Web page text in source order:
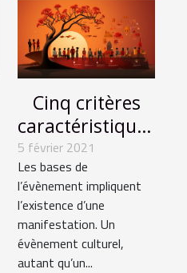
Cinq critères
caractéristiques
des évènements
culturels.
5 février 2021
Les bases de
l’évènement impliquent
l’existence d’une
manifestation. Un
évènement culturel,
autant qu’un...